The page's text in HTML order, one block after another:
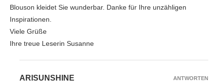
Blouson kleidet Sie wunderbar. Danke für Ihre unzähligen
Inspirationen.
Viele Grüße
Ihre treue Leserin Susanne
ARISUNSHINE ANTWORTEN